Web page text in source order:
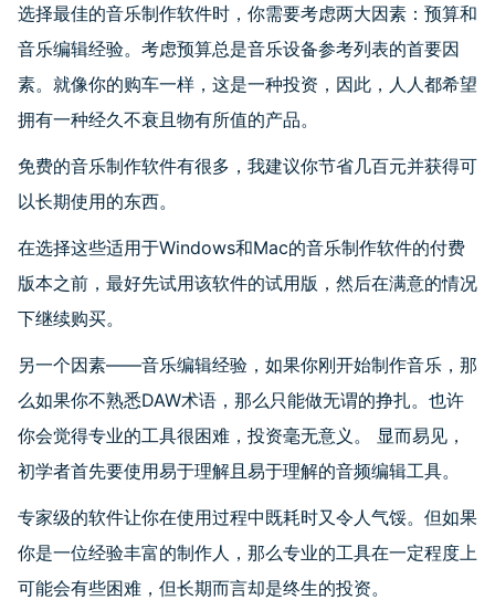
选择最佳的音乐制作软件时，你需要考虑两大因素：预算和
音乐编辑经验。考虑预算总是音乐设备参考列表的首要因
素。就像你的购车一样，这是一种投资，因此，人人都希望
拥有一种经久不衰且物有所值的产品。
免费的音乐制作软件有很多，我建议你节省几百元并获得可
以长期使用的东西。
在选择这些适用于Windows和Mac的音乐制作软件的付费
版本之前，最好先试用该软件的试用版，然后在满意的情况
下继续购买。
另一个因素——音乐编辑经验，如果你刚开始制作音乐，那
么如果你不熟悉DAW术语，那么只能做无谓的挣扎。也许
你会觉得专业的工具很困难，投资毫无意义。 显而易见，
初学者首先要使用易于理解且易于理解的音频编辑工具。
专家级的软件让你在使用过程中既耗时又令人气馁。但如果
你是一位经验丰富的制作人，那么专业的工具在一定程度上
可能会有些困难，但长期而言却是终生的投资。